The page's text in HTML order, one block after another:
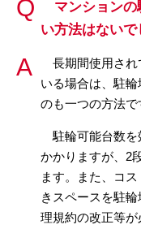
マンションの
い方法はないで
長期間使用さ
いる場合は、駐
のも一つの方法で
駐輪可能台数
かかりますが、2
ます。また、コ
きスペースを駐
理規約の改正等が